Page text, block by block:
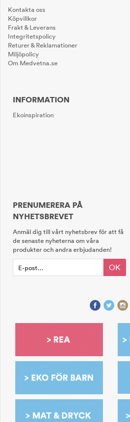
Kontakta oss
Köpvillkor
Frakt & Leverans
Integritetspolicy
Returer & Reklamationer
Miljöpolicy
Om Medvetna.se
INFORMATION
Ekoinspiration
PRENUMERERA PÅ
NYHETSBREVET
Anmäl dig till vårt nyhetsbrev för att få
de senaste nyheterna om våra
produkter och andra erbjudanden!
OK